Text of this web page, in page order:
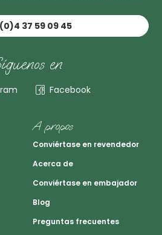
37 59 09 45
en
Facebook
A propos
Conviértase en revendedor
Acerca de
Conviértase en embajador
Blog
Preguntas frecuentes